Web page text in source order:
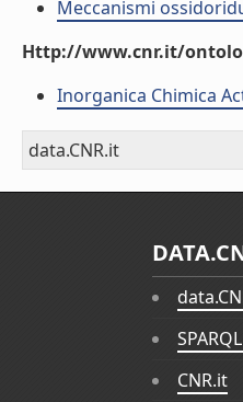
Meccanismi
Http://www.cnr.it/
Inorganica Chimica
data.CNR.it
CNR.it